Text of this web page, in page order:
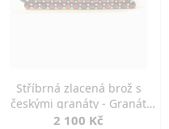
Stříbrná zlacená brož s
českými granáty - Granát
Turnov
2 100 Kč